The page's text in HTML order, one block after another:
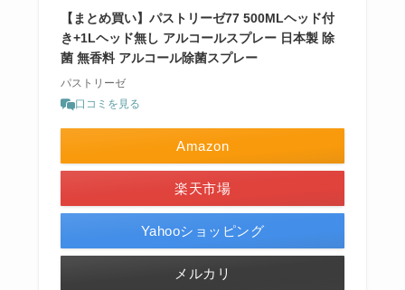
【まとめ買い】パストリーゼ77 500MLヘッド付
き+1Lヘッド無し アルコールスプレー 日本製 除
菌 無香料 アルコール除菌スプレー
パストリーゼ
口コミを見る
Amazon
楽天市場
Yahooショッピング
メルカリ